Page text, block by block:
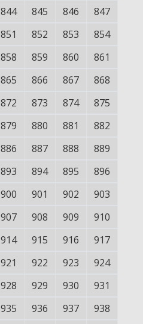
844 845 846
847
851 852 853
854
858 859 860
861
865 866 867
868
872 873 874
875
879 880 881
882
886 887 888
889
893 894 895
896
900 901 902
903
907 908 909
910
914 915 916
917
921 922 923
924
928 929 930
931
935 936 937
938